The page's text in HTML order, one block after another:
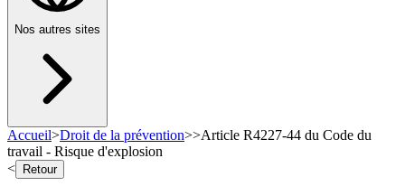
Nos autres sites
Accueil>Droit de la prévention>>Article R4227-44 du Code du
travail - Risque d'explosion
<
Retour